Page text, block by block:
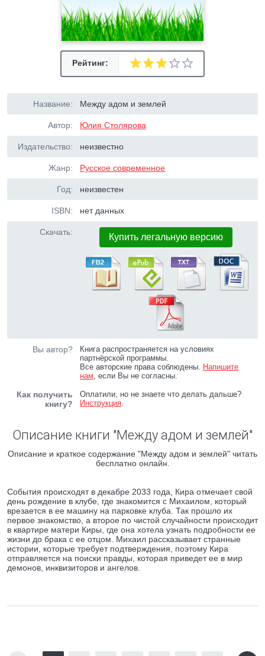
Рейтинг:
Название: Между адом и землей
Автор: Юлия Столярова
Издательство: неизвестно
Жанр: Русское современное
Год: неизвестен
ISBN: нет данных
Скачать: Купить легальную версию
Вы автор?
Книга распространяется на условиях
партнёрской программы.
Все авторские права соблюдены. Напишите
нам, если Вы не согласны.
Как получить
книгу?
Оплатили, но не знаете что делать дальше?
Инструкция.
Описание книги "Между адом и землей"
Описание и краткое содержание "Между адом и землей" читать
бесплатно онлайн.
События происходят в декабре 2033 года, Кира отмечает свой
день рождение в клубе, где знакомится с Михаилом, который
врезается в ее машину на парковке клуба. Так прошло их
первое знакомство, а второе по чистой случайности происходит
в квартире матери Киры, где она хотела узнать подробности ее
жизни до брака с ее отцом. Михаил рассказывает странные
истории, которые требует подтверждения, поэтому Кира
отправляется на поиски правды, которая приведет ее в мир
демонов, инквизиторов и ангелов.